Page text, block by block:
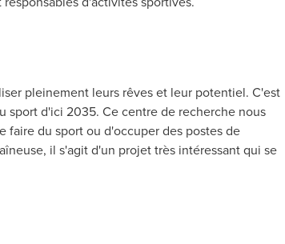
pleinement leurs rêves et leur potentiel. C'est
sport d'ici 2035. Ce centre de recherche nous
faire du sport ou d'occuper des postes de
il s'agit d'un projet très intéressant qui se